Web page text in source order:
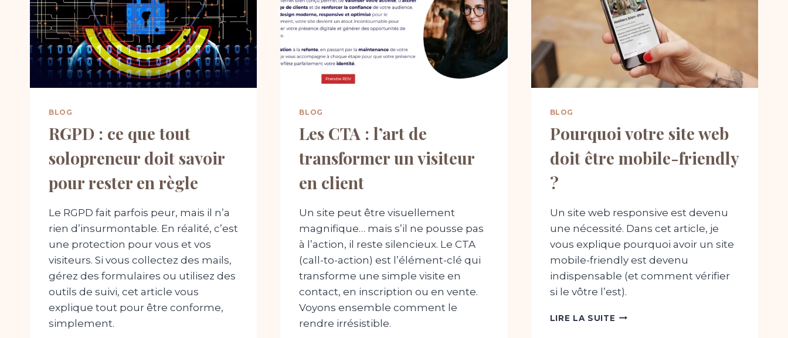
LOCALE
BLOG
RGPD : ce que tout
solopreneur doit savoir
pour rester en règle
Le RGPD fait parfois peur, mais il n’a
rien d’insurmontable. En réalité, c’est
une protection pour vous et vos
visiteurs. Si vous collectez des mails,
gérez des formulaires ou utilisez des
outils de suivi, cet article vous
explique tout pour être conforme,
simplement.
BLOG
Les CTA : l’art de
transformer un visiteur
en client
Un site peut être visuellement
magnifique… mais s’il ne pousse pas
à l’action, il reste silencieux. Le CTA
(call-to-action) est l’élément-clé qui
transforme une simple visite en
contact, en inscription ou en vente.
Voyons ensemble comment le
rendre irrésistible.
BLOG
Pourquoi votre site web
doit être mobile-friendly
?
Un site web responsive est devenu
une nécessité. Dans cet article, je
vous explique pourquoi avoir un site
mobile-friendly est devenu
indispensable (et comment vérifier
si le vôtre l’est).
LIRE LA SUITE POURQUOI